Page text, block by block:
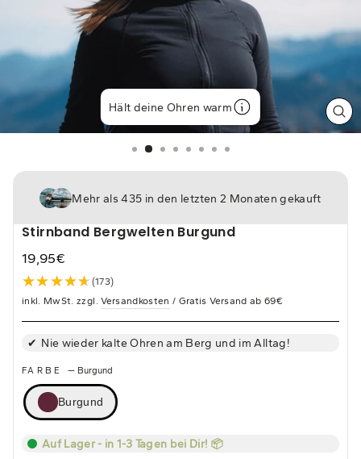
Hält deine Ohren warm
Mehr als 435 in den letzten 2 Monaten gekauft
Stirnband Bergwelten Burgund
Normaler
Preis
19,95€
★★★★★
★★★★★ (173)
inkl. MwSt. zzgl.Versandkosten / Gratis Versand ab 69€
Nie wieder kalte Ohren am Berg und im Alltag!
FARBE — Burgund
Burgund
Auf Lager - in 1-3 Tagen bei Dir! 📦